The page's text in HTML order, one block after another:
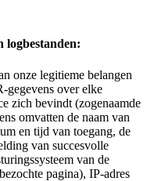
logbestanden:
onze legitieme belangen
over elke
zich bevindt (zogenaamde
omvatten de naam van
en tijd van toegang, de
van succesvolle
van de
pagina), IP-adres